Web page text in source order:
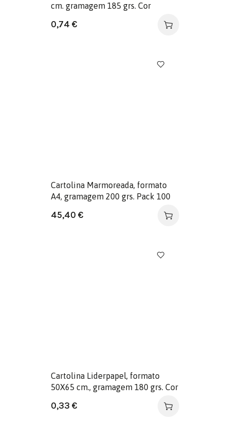
cm. gramagem 185 grs. Cor
0,74 €
Cartolina Marmoreada, formato
A4, gramagem 200 grs. Pack 100
45,40 €
Cartolina Liderpapel, formato
50X65 cm., gramagem 180 grs. Cor
0,33 €